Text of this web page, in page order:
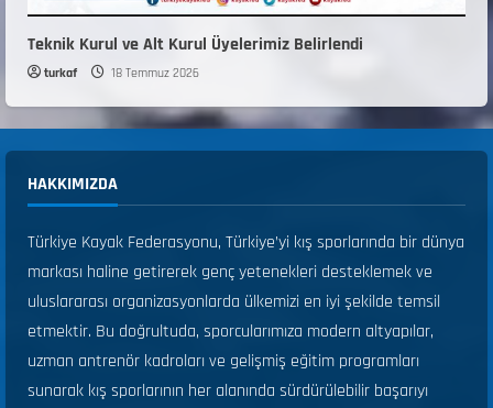
Teknik Kurul ve Alt Kurul Üyelerimiz Belirlendi
turkaf 18 Temmuz 2026
HAKKIMIZDA
Türkiye Kayak Federasyonu, Türkiye’yi kış sporlarında bir dünya
markası haline getirerek genç yetenekleri desteklemek ve
uluslararası organizasyonlarda ülkemizi en iyi şekilde temsil
etmektir. Bu doğrultuda, sporcularımıza modern altyapılar,
uzman antrenör kadroları ve gelişmiş eğitim programları
sunarak kış sporlarının her alanında sürdürülebilir başarıyı